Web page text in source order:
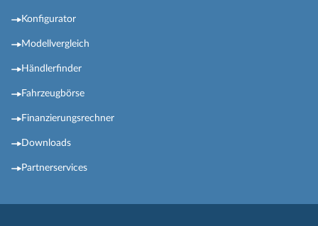
Konfigurator
Modellvergleich
Händlerfinder
Fahrzeugbörse
Finanzierungsrechner
Downloads
Partnerservices